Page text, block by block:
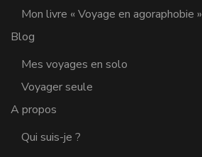
Mon livre « Voyage en agoraphobie »
Blog
Mes voyages en solo
Voyager seule
A propos
Qui suis-je ?